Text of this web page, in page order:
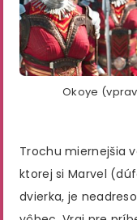
Okoye
Trochu miernejšia
ktorej si Marvel
dvierka, je